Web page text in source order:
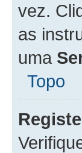
vez.
as
uma
Topo